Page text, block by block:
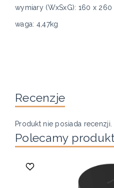
wymiary (WxSxG): 160 x 260
waga: 4,47kg
Recenzje
Produkt nie posiada recenzji.
Polecamy